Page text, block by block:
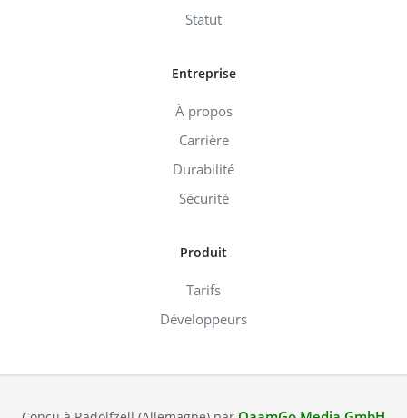
Statut
Entreprise
À propos
Carrière
Durabilité
Sécurité
Produit
Tarifs
Développeurs